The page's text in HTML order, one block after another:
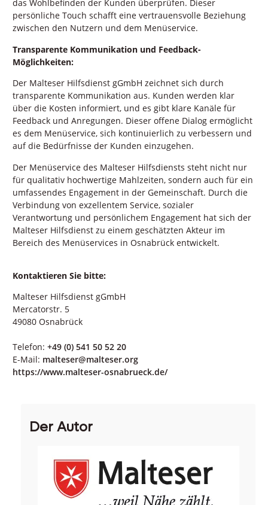
das Wohlbefinden der Kunden überprüfen. Dieser
persönliche Touch schafft eine vertrauensvolle Beziehung
zwischen den Nutzern und dem Menüservice.
Transparente Kommunikation und Feedback-
Möglichkeiten:
Der Malteser Hilfsdienst gGmbH zeichnet sich durch
transparente Kommunikation aus. Kunden werden klar
über die Kosten informiert, und es gibt klare Kanäle für
Feedback und Anregungen. Dieser offene Dialog ermöglicht
es dem Menüservice, sich kontinuierlich zu verbessern und
auf die Bedürfnisse der Kunden einzugehen.
Der Menüservice des Malteser Hilfsdiensts steht nicht nur
für qualitativ hochwertige Mahlzeiten, sondern auch für ein
umfassendes Engagement in der Gemeinschaft. Durch die
Verbindung von exzellentem Service, sozialer
Verantwortung und persönlichem Engagement hat sich der
Malteser Hilfsdienst zu einem geschätzten Akteur im
Bereich des Menüservices in Osnabrück entwickelt.
Kontaktieren Sie bitte:
Malteser Hilfsdienst gGmbH
Mercatorstr. 5
49080 Osnabrück
Telefon: +49 (0) 541 50 52 20
E-Mail: malteser@malteser.org
https://www.malteser-osnabrueck.de/
Der Autor